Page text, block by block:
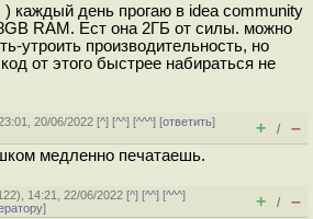
) каждый день прогаю в idea community
RAM. Ест она 2ГБ от силы. можно
утроить производительность, но
от этого быстрее набираться не
20/06/2022 [^] [^^] [^^^] [ответить]
+ / –
медленно печатаешь.
), 14:21, 22/06/2022 [^] [^^] [^^^]
] + / –